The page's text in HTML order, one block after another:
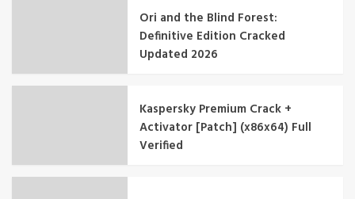
Ori and the Blind Forest:
Definitive Edition Cracked
Updated 2026
Kaspersky Premium Crack +
Activator [Patch] (x86x64) Full
Verified